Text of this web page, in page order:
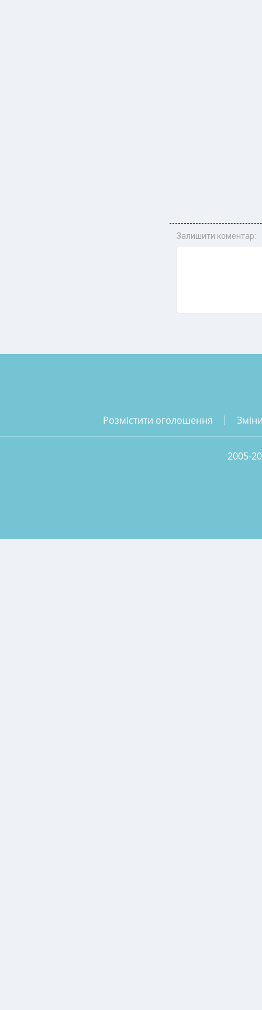
Залишити коментар:
розмістити оголошення
2005-